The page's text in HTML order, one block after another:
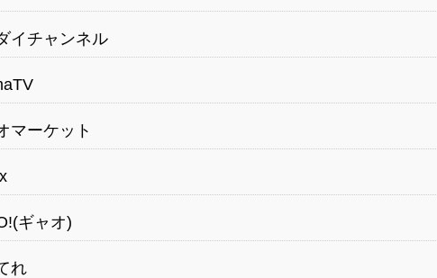
イチャンネル
マーケット
ギャオ)
れ